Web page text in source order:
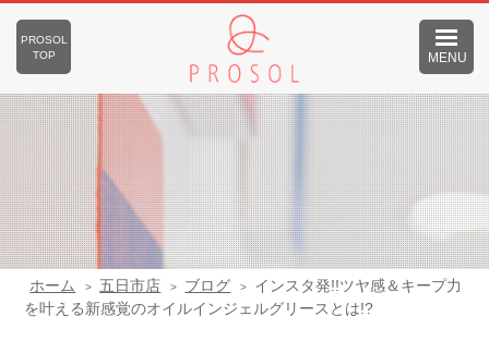
MENU
PROSOL
TOP
ホーム 五日市店 ブログ
インスタ発!!ツヤ感＆キープ力
を叶える新感覚のオイルインジェルグリースとは!?